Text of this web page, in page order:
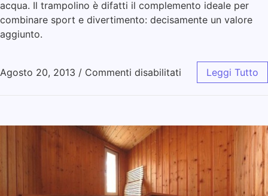
acqua. Il trampolino è difatti il complemento ideale per
combinare sport e divertimento: decisamente un valore
aggiunto.
Agosto 20, 2013 / Commenti disabilitati Leggi Tutto